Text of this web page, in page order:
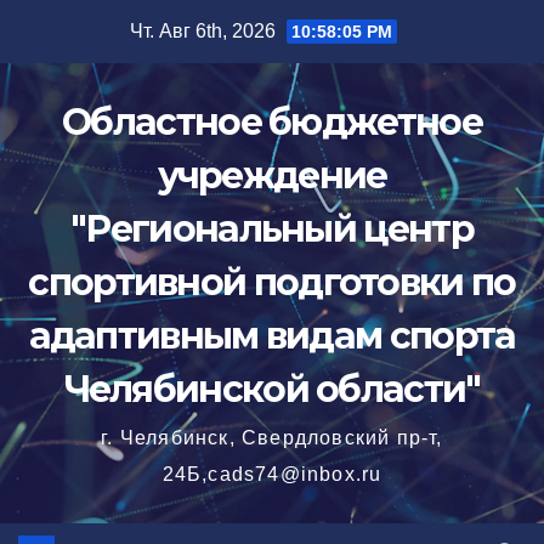
содержимому
Чт. Авг 6th, 2026 10:58:07 PM
Областное бюджетное
учреждение
"Региональный центр
спортивной подготовки по
адаптивным видам спорта
Челябинской области"
г. Челябинск, Свердловский пр-т,
24Б,cads74@inbox.ru